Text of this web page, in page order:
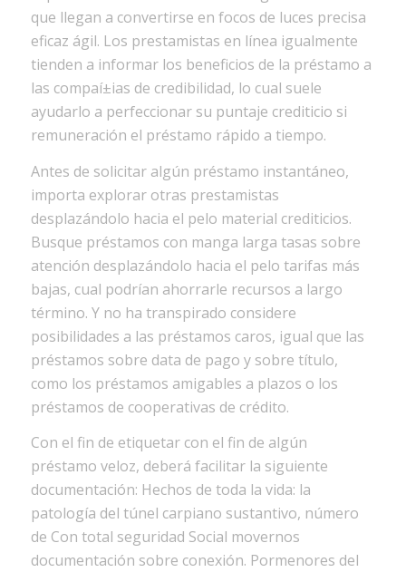
que llegan a convertirse en focos de luces precisa
eficaz ágil. Los prestamistas en línea igualmente
tienden a informar los beneficios de la préstamo a
las compaí±ias de credibilidad, lo cual suele
ayudarlo a perfeccionar su puntaje crediticio si
remuneración el préstamo rápido a tiempo.
Antes de solicitar algún préstamo instantáneo,
importa explorar otras prestamistas
desplazándolo hacia el pelo material crediticios.
Busque préstamos con manga larga tasas sobre
atención desplazándolo hacia el pelo tarifas más
bajas, cual podrían ahorrarle recursos a largo
término. Y no ha transpirado considere
posibilidades a las préstamos caros, igual que las
préstamos sobre data de pago y sobre título,
como los préstamos amigables a plazos o los
préstamos de cooperativas de crédito.
Con el fin de etiquetar con el fin de algún
préstamo veloz, deberá facilitar la siguiente
documentación: Hechos de toda la vida: la
patologí­a del túnel carpiano sustantivo, número
de Con total seguridad Social movernos
documentación sobre conexión. Pormenores del